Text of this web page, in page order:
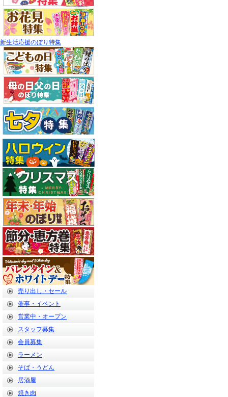
新生活応援のぼり特集
売り出し・セール
催事・イベント
営業中・オープン
スタッフ募集
会員募集
ラーメン
そば・うどん
居酒屋
焼き肉